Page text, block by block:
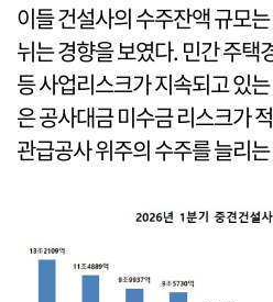
이들 건설사의 수주잔액 규모
뉘는 경향을 보였다. 민간 주택
등 사업리스크가 지속되고 있
은 공사대금 미수금 리스크가
관급공사 위주의 수주를 늘리